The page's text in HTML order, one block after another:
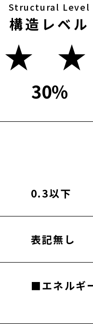
Structural Level
構造レベル
★
30%
0.3以下
表記無し
■エネルギ